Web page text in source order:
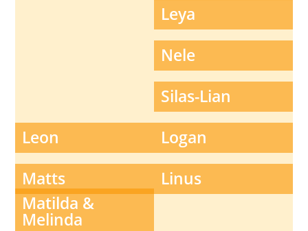
Leya
Nele
Silas-Lian
Leon
Logan
Matts
Linus
Matilda &
Melinda